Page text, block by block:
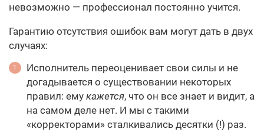
невозможно — профессионал постоянно учится.
Гарантию отсутствия ошибок вам могут дать в двух
случаях:
Исполнитель переоценивает свои силы и не
догадывается о существовании некоторых
правил: ему кажется, что он все знает и видит, а
на самом деле нет. И мы с такими
«корректорами» сталкивались десятки (!) раз.